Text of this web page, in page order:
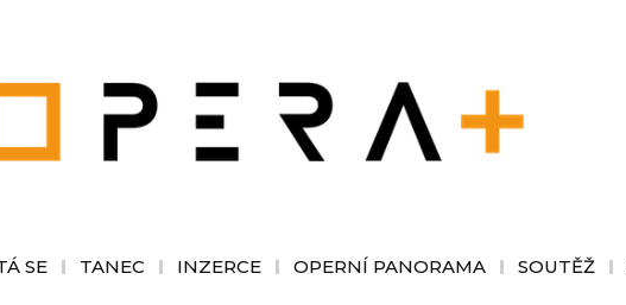
SE TANEC INZERCE OPERNÍ PANORAMA SOUTĚŽ